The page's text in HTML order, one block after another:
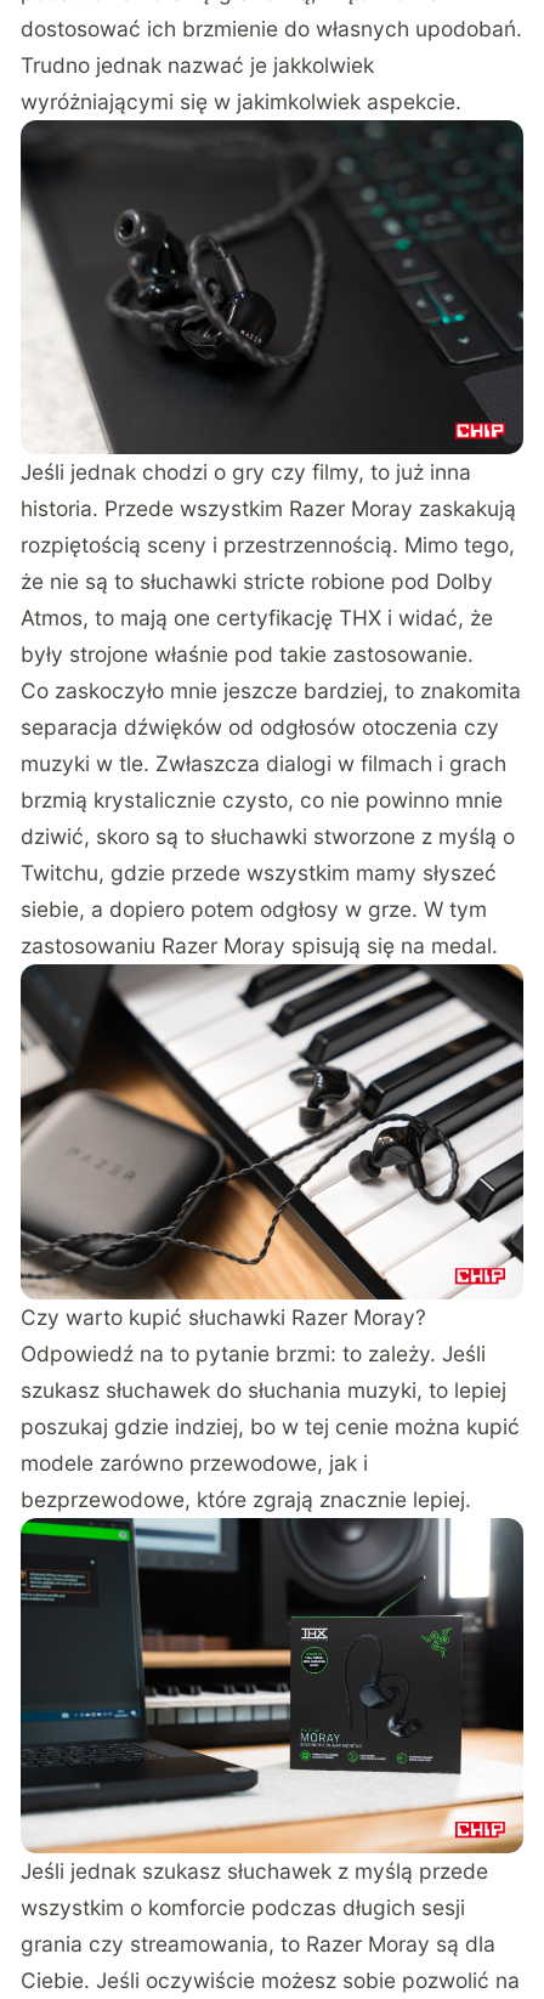
dostosować ich brzmienie do własnych upodobań.
Trudno jednak nazwać je jakkolwiek
wyróżniającymi się w jakimkolwiek aspekcie.
Jeśli jednak chodzi o gry czy filmy, to już inna
historia. Przede wszystkim Razer Moray zaskakują
rozpiętością sceny i przestrzennością. Mimo tego,
że nie są to słuchawki stricte robione pod Dolby
Atmos, to mają one certyfikację THX i widać, że
były strojone właśnie pod takie zastosowanie.
Co zaskoczyło mnie jeszcze bardziej, to znakomita
separacja dźwięków od odgłosów otoczenia czy
muzyki w tle. Zwłaszcza dialogi w filmach i grach
brzmią krystalicznie czysto, co nie powinno mnie
dziwić, skoro są to słuchawki stworzone z myślą o
Twitchu, gdzie przede wszystkim mamy słyszeć
siebie, a dopiero potem odgłosy w grze. W tym
zastosowaniu Razer Moray spisują się na medal.
Czy warto kupić słuchawki Razer Moray?
Odpowiedź na to pytanie brzmi: to zależy. Jeśli
szukasz słuchawek do słuchania muzyki, to lepiej
poszukaj gdzie indziej, bo w tej cenie można kupić
modele zarówno przewodowe, jak i
bezprzewodowe, które zgrają znacznie lepiej.
Jeśli jednak szukasz słuchawek z myślą przede
wszystkim o komforcie podczas długich sesji
grania czy streamowania, to Razer Moray są dla
Ciebie. Jeśli oczywiście możesz sobie pozwolić na